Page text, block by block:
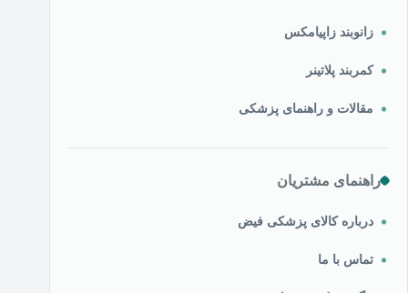
زانوبند زاپیامکس
کمربند پلاتینر
مقالات و راهنمای پزشکی
راهنمای مشتریان
درباره کالای پزشکی فیض
تماس با ما